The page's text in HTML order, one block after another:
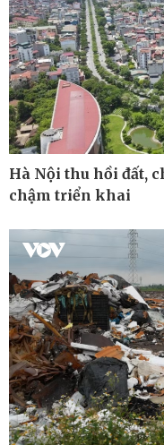
Tổ chức nhân sự
Quốc hội
Nhận diện sự thật
Thế giới
Quan sát
Cuộc sống đó đây
Hồ sơ
Hà Nội thu hồi đất,
chậm triển khai